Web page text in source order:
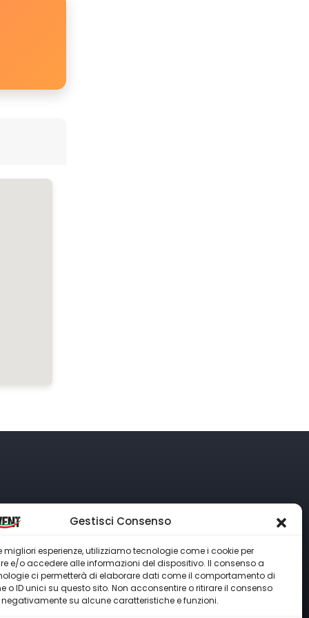
Gestisci Consenso
migliori esperienze, utilizziamo tecnologie come i cookie per
e/o accedere alle informazioni del dispositivo. Il consenso a
ci permetterà di elaborare dati come il comportamento di
o ID unici su questo sito. Non acconsentire o ritirare il consenso
su alcune caratteristiche e funzioni.
347 8052689